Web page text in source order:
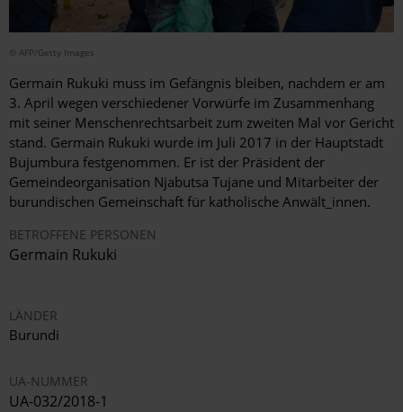
© AFP/Getty Images
Germain Rukuki muss im Gefängnis bleiben, nachdem er am
3. April wegen verschiedener Vorwürfe im Zusammenhang
mit seiner Menschenrechtsarbeit zum zweiten Mal vor Gericht
stand. Germain Rukuki wurde im Juli 2017 in der Hauptstadt
Bujumbura festgenommen. Er ist der Präsident der
Gemeindeorganisation Njabutsa Tujane und Mitarbeiter der
burundischen Gemeinschaft für katholische Anwält_innen.
BETROFFENE PERSONEN
Germain Rukuki
LÄNDER
Burundi
UA-NUMMER
UA-032/2018-1